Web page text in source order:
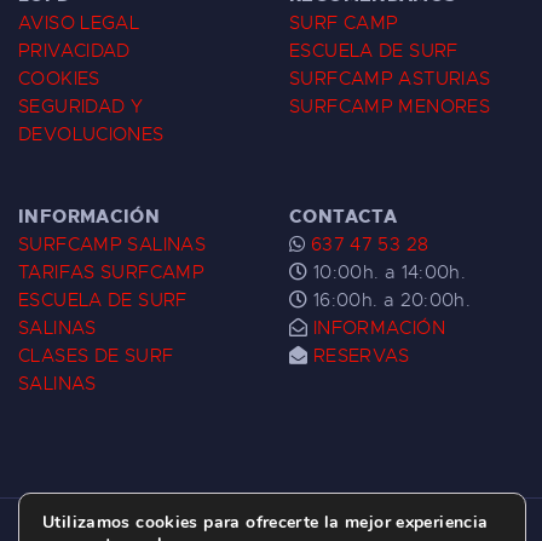
AVISO LEGAL
PRIVACIDAD
COOKIES
SEGURIDAD Y
DEVOLUCIONES
SURF CAMP
ESCUELA DE SURF
SURFCAMP ASTURIAS
SURFCAMP MENORES
INFORMACIÓN
SURFCAMP SALINAS
TARIFAS SURFCAMP
ESCUELA DE SURF
SALINAS
CLASES DE SURF
SALINAS
CONTACTA
637 47 53 28
10:00h. a 14:00h.
16:00h. a 20:00h.
INFORMACIÓN
RESERVAS
Utilizamos cookies para ofrecerte la mejor experiencia